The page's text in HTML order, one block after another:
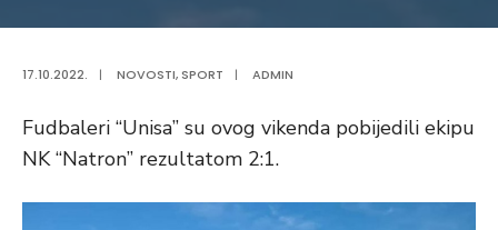
17.10.2022. | NOVOSTI, SPORT | ADMIN
Fudbaleri “Unisa” su ovog vikenda pobijedili ekipu
NK “Natron” rezultatom 2:1.